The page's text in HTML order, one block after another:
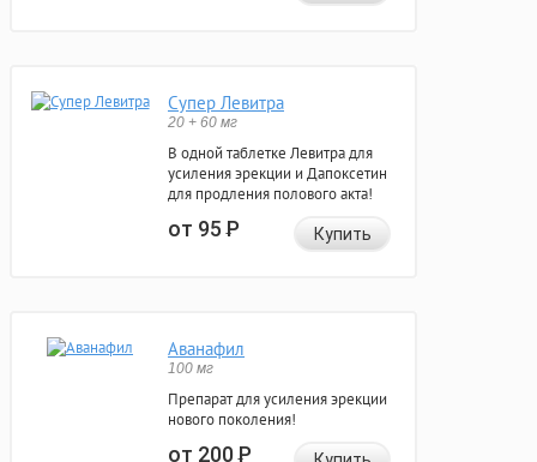
Супер Левитра
20 + 60 мг
В одной таблетке Левитра для
усиления эрекции и Дапоксетин
для продления полового акта!
от 95Р Купить
Аванафил
100 мг
Препарат для усиления эрекции
нового поколения!
от 200Р